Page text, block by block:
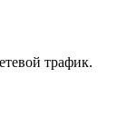
трафик.